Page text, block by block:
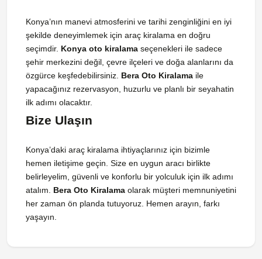
Konya’nın manevi atmosferini ve tarihi zenginliğini en iyi
şekilde deneyimlemek için araç kiralama en doğru
seçimdir. Konya oto kiralama seçenekleri ile sadece
şehir merkezini değil, çevre ilçeleri ve doğa alanlarını da
özgürce keşfedebilirsiniz. Bera Oto Kiralama ile
yapacağınız rezervasyon, huzurlu ve planlı bir seyahatin
ilk adımı olacaktır.
Bize Ulaşın
Konya’daki araç kiralama ihtiyaçlarınız için bizimle
hemen iletişime geçin. Size en uygun aracı birlikte
belirleyelim, güvenli ve konforlu bir yolculuk için ilk adımı
atalım. Bera Oto Kiralama olarak müşteri memnuniyetini
her zaman ön planda tutuyoruz. Hemen arayın, farkı
yaşayın.